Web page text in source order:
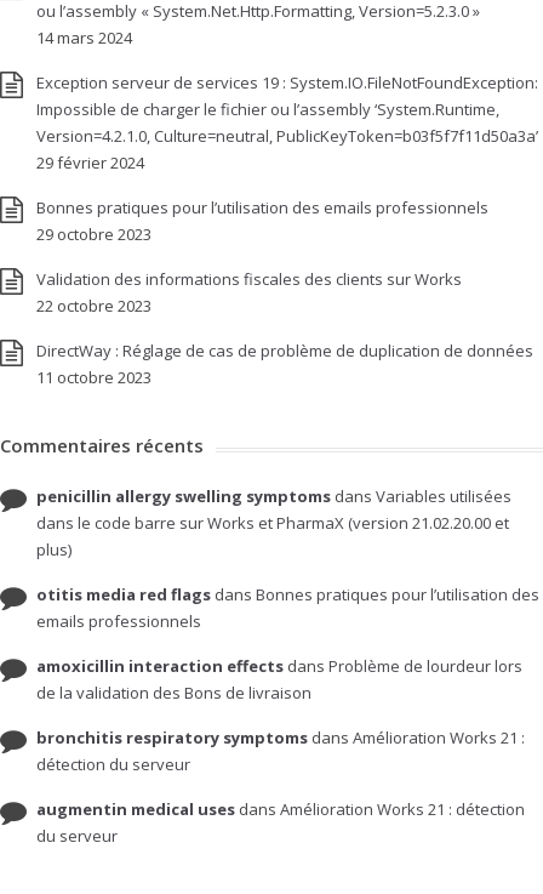
ou l’assembly « System.Net.Http.Formatting, Version=5.2.3.0 »
14 mars 2024
Exception serveur de services 19 : System.IO.FileNotFoundException:
Impossible de charger le fichier ou l’assembly ‘System.Runtime,
Version=4.2.1.0, Culture=neutral, PublicKeyToken=b03f5f7f11d50a3a’
29 février 2024
Bonnes pratiques pour l’utilisation des emails professionnels
29 octobre 2023
Validation des informations fiscales des clients sur Works
22 octobre 2023
DirectWay : Réglage de cas de problème de duplication de données
11 octobre 2023
Commentaires récents
penicillin allergy swelling symptoms dans Variables utilisées
dans le code barre sur Works et PharmaX (version 21.02.20.00 et
plus)
otitis media red flags dans Bonnes pratiques pour l’utilisation des
emails professionnels
amoxicillin interaction effects dans Problème de lourdeur lors
de la validation des Bons de livraison
bronchitis respiratory symptoms dans Amélioration Works 21 :
détection du serveur
augmentin medical uses dans Amélioration Works 21 : détection
du serveur